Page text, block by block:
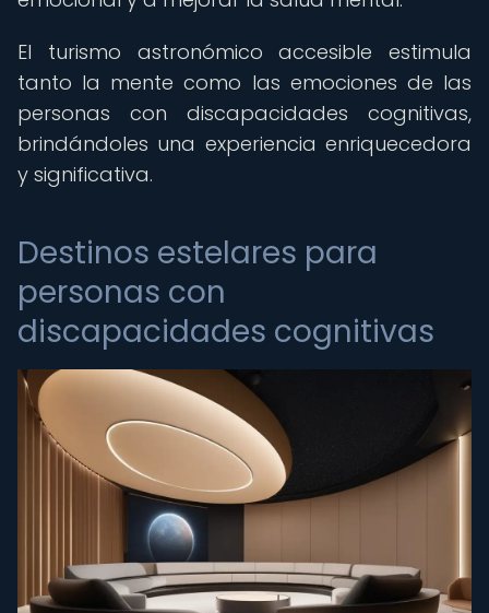
El turismo astronómico accesible estimula
tanto la mente como las emociones de las
personas con discapacidades cognitivas,
brindándoles una experiencia enriquecedora
y significativa.
Destinos estelares para
personas con
discapacidades cognitivas